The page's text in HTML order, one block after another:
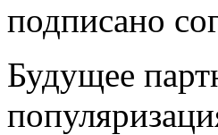
подписано
Будущее